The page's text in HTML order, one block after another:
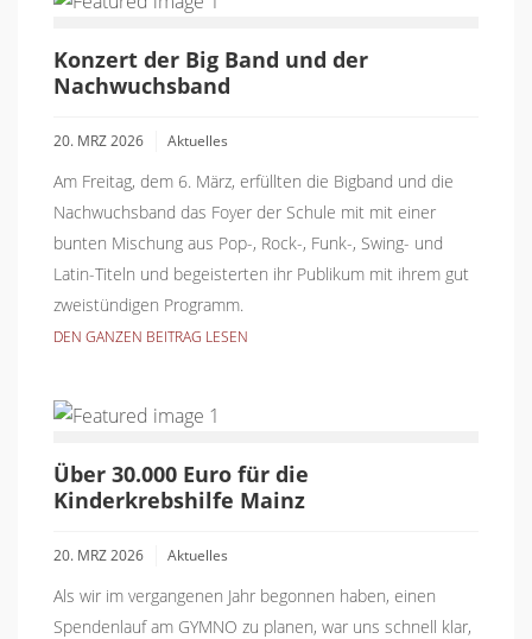
Konzert der Big Band und der
Nachwuchsband
20. MRZ 2026 Aktuelles
Am Freitag, dem 6. März, erfüllten die Bigband und die
Nachwuchsband das Foyer der Schule mit mit einer
bunten Mischung aus Pop-, Rock-, Funk-, Swing- und
Latin-Titeln und begeisterten ihr Publikum mit ihrem gut
zweistündigen Programm.
DEN GANZEN BEITRAG LESEN
Über 30.000 Euro für die
Kinderkrebshilfe Mainz
20. MRZ 2026 Aktuelles
Als wir im vergangenen Jahr begonnen haben, einen
Spendenlauf am GYMNO zu planen, war uns schnell klar,